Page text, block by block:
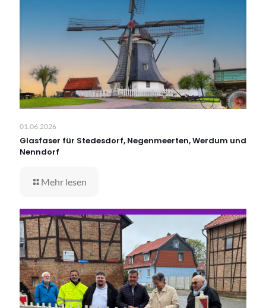
01.06.2026
Glasfaser für Stedesdorf, Negenmeerten, Werdum und
Nenndorf
Mehr lesen